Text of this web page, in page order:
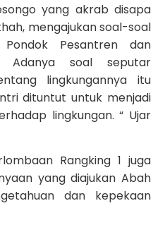
yang akrab disapa
mengajukan soal-soal
Pesantren dan
Adanya soal seputar
lingkungannya itu
dituntut untuk menjadi
lingkungan. “ Ujar
Rangking 1 juga
yang diajukan Abah
dan kepekaan